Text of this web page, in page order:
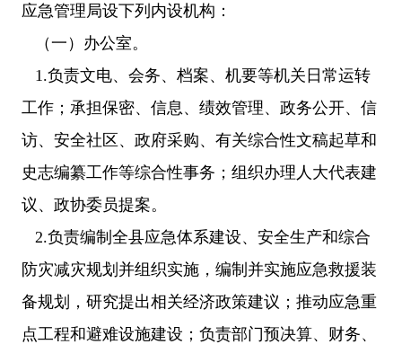
应急管理局设下列内设机构：
（一）办公室。
1.负责文电、会务、档案、机要等机关日常运转
工作；承担保密、信息、绩效管理、政务公开、信
访、安全社区、政府采购、有关综合性文稿起草和
史志编纂工作等综合性事务；组织办理人大代表建
议、政协委员提案。
2.负责编制全县应急体系建设、安全生产和综合
防灾减灾规划并组织实施，编制并实施应急救援装
备规划，研究提出相关经济政策建议；推动应急重
点工程和避难设施建设；负责部门预决算、财务、